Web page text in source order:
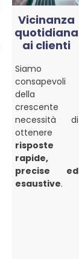
Vicinanza
quotidiana
ai clienti
Siamo
consapevoli
della
crescente
necessità di
ottenere
risposte
rapide,
precise ed
esaustive.